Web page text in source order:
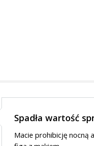
Spadła wartość
Macie prohibicję nocną